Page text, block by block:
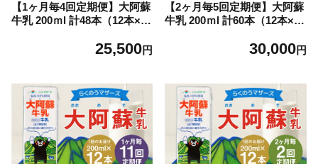
【1ヶ月毎4回定期便】大阿蘇
牛乳 200ｍl 計48本（12本×4
25,500円
【2ヶ月毎5回定期便】大阿蘇
牛乳 200ｍl 計60本（12本×5
30,000円